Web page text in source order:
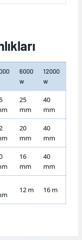
6000
w
12000
w
25
mm
40
mm
20
mm
40
mm
16
mm
40
mm
12 m 16 m